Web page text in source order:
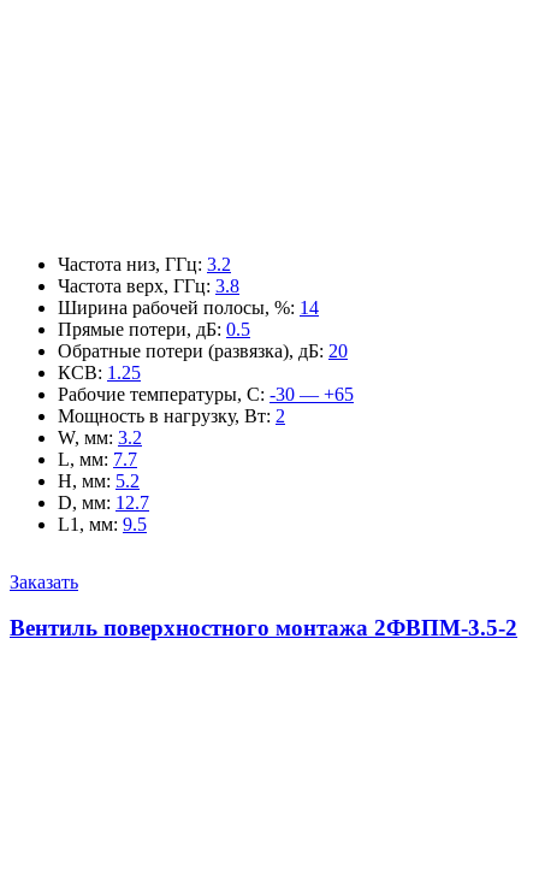
Частота низ, ГГц: 3.2
Частота верх, ГГц: 3.8
Ширина рабочей полосы, %: 14
Прямые потери, дБ: 0.5
Обратные потери (развязка), дБ: 20
КСВ: 1.25
Рабочие температуры, С: -30 — +65
Мощность в нагрузку, Вт: 2
W, мм: 3.2
L, мм: 7.7
H, мм: 5.2
D, мм: 12.7
L1, мм: 9.5
Заказать
Вентиль поверхностного монтажа 2ФВПМ-3.5-2